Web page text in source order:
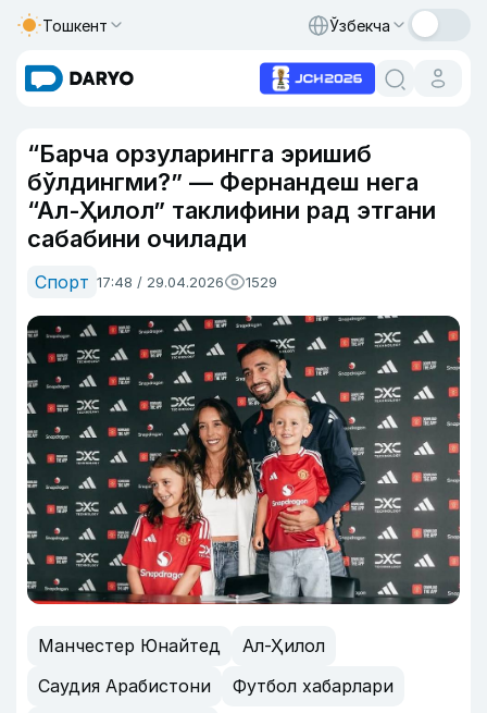
Тошкент Ўзбекча
“Барча орзуларингга эришиб
бўлдингми?” — Фернандеш нега
“Ал-Ҳилол” таклифини рад этгани
сабабини очилади
Спорт 17:48 / 29.04.2026 1529
Манчестер Юнайтед
Ал-Ҳилол
Саудия Арабистони
Футбол хабарлари